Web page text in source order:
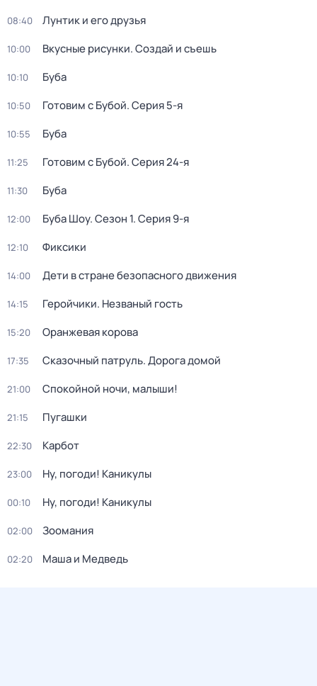
08:40 Лунтик и его друзья
10:00 Вкусные рисунки. Создай и съешь
10:10 Буба
10:50 Готовим с Бубой. Серия 5-я
10:55 Буба
11:25 Готовим с Бубой. Серия 24-я
11:30 Буба
12:00 Буба Шоу. Сезон 1. Серия 9-я
12:10 Фиксики
14:00 Дети в стране безопасного движения
14:15 Геройчики. Незваный гость
15:20 Оранжевая корова
17:35 Сказочный патруль. Дорога домой
21:00 Спокойной ночи, малыши!
21:15 Пугашки
22:30 Карбот
23:00 Ну, погоди! Каникулы
00:10 Ну, погоди! Каникулы
02:00 Зоомания
02:20 Маша и Медведь